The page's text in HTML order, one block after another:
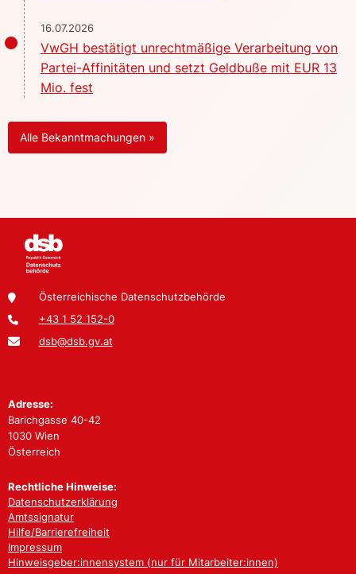
16.07.2026
VwGH bestätigt unrechtmäßige Verarbeitung von
Partei-Affinitäten und setzt Geldbuße mit EUR 13
Mio. fest
Alle Bekanntmachungen »
Österreichische Datenschutzbehörde
+43 1 52 152-0
dsb@dsb.gv.at
Adresse:
Barichgasse 40-42
1030 Wien
Österreich
Rechtliche Hinweise:
Datenschutzerklärung
Amtssignatur
Hilfe/Barrierefreiheit
Impressum
Hinweisgeber:innensystem (nur für Mitarbeiter:innen)